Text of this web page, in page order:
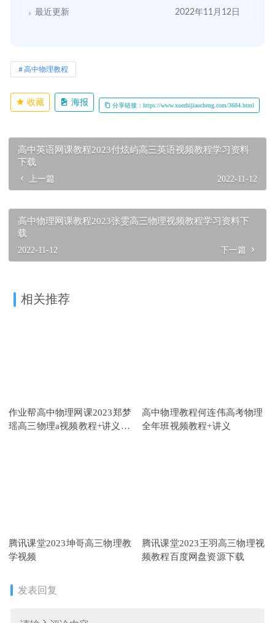
最近更新 2022年11月12日
高中物理教程
收藏 海报 分享链接：https://www.xuezhijiaocheng.com/3684.html
高中英语网课教程2023付炫屿高三英语视频教程学习资料
下载
上一篇 2022-11-12
高中物理网课教程2023张雯高三物理视频教程学习资料下
载
2022-11-12 下一篇
相关推荐
作业帮高中物理网课2023郑梦
瑶高三物理a视频教程+讲义秋
高中物理教程何连伟高考物理
全年班视频教程+讲义
腾讯课堂2023坤哥高三物理教
学视频
腾讯课堂2023王羽高三物理视
频教程百度网盘资源下载
发表回复